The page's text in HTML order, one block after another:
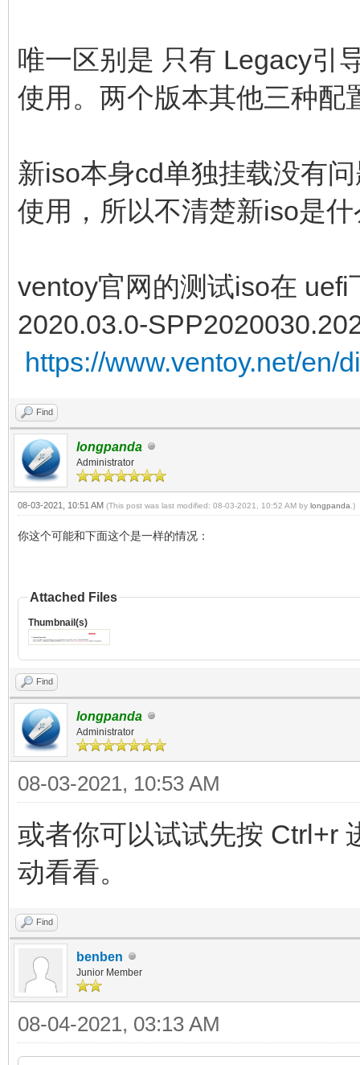
唯一区别是 只有 Legacy引
使用。两个版本其他三种配
新iso本身cd单独挂载没有
使用，所以不清楚新iso是
ventoy官网的测试iso在
2020.03.0-
https://www.ventoy.net/en/
Find
longpanda
Administrator
08-03-2021, 10:51 AM (This post was last modified: 08-03-2021, 10:52 AM by longpanda .)
你这个可能和下面这个是一样的情况：
Attached Files
Thumbnail(s)
Find
longpanda
Administrator
08-03-2021, 10:53 AM
或者你可以试试先按 Ctrl+r
动看看。
Find
benben
Junior Member
08-04-2021, 03:13 AM